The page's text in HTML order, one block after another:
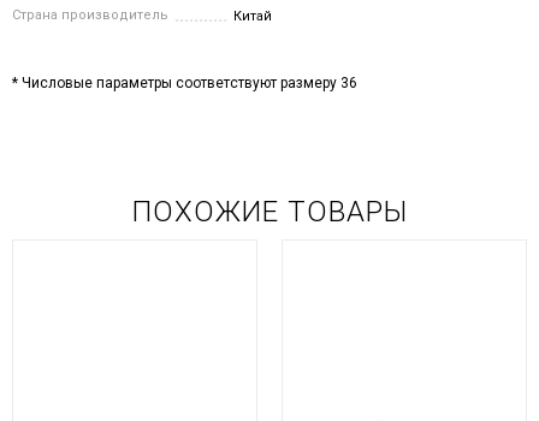
Страна производитель Китай
* Числовые параметры соответствуют размеру 36
ПОХОЖИЕ ТОВАРЫ